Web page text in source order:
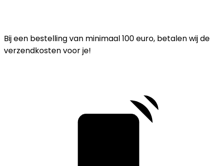
Bij een bestelling van minimaal 100 euro, betalen wij de
verzendkosten voor je!